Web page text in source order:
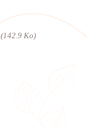
(142.9 Ko)